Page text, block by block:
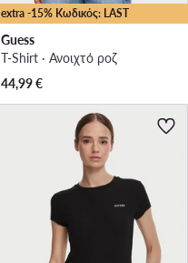
extra -15% Κωδικός: LAST
Guess
T-Shirt · Ανοιχτό ροζ
44,99€